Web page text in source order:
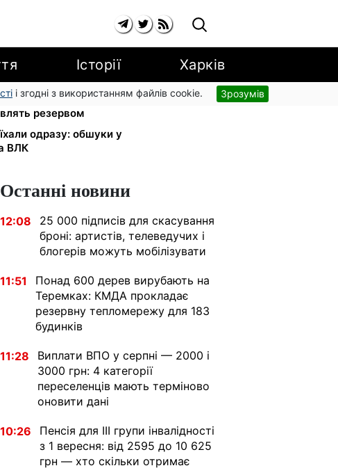
Історії Харків
і згодні з використанням файлів cookie. Зрозумів
в Павлограді: двоє загиблих,
резервом
одразу: обшуки у
ВЛК
Останні новини
12:08
25 000 підписів для скасування
броні: артистів, телеведучих і
блогерів можуть мобілізувати
11:51
Понад 600 дерев вирубають на
Теремках: КМДА прокладає
резервну тепломережу для 183
будинків
11:28
Виплати ВПО у серпні — 2000 і
3000 грн: 4 категорії
переселенців мають терміново
оновити дані
10:26
Пенсія для III групи інвалідності
з 1 вересня: від 2595 до 10 625
грн — хто скільки отримає